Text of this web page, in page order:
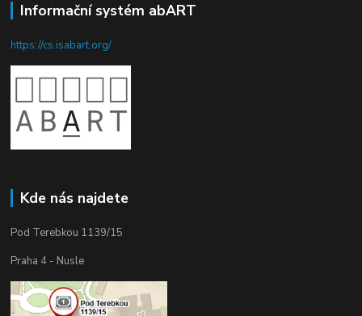
Informační systém abART
https://cs.isabart.org/
Kde nás najdete
Pod Terebkou 1139/15
Praha 4 - Nusle